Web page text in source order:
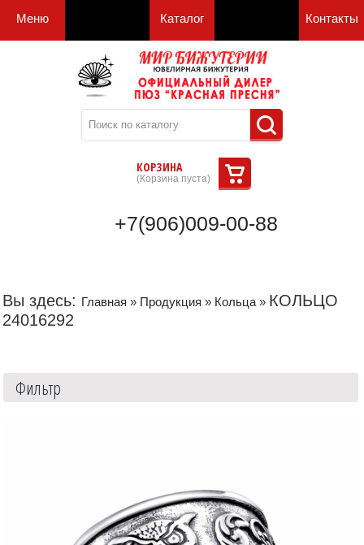
Меню Каталог Контакты
КОРЗИНА
(Корзина пуста)
+7(906)009-00-88
Вы здесь: Главная » Продукция » Кольца » КОЛЬЦО
24016292
Фильтр